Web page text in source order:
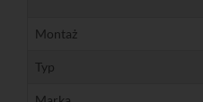
Montaż
Typ